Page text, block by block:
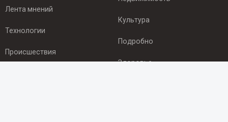
Лента мнений
Технологии
Происшествия
Культура
Подробно
Здоровье